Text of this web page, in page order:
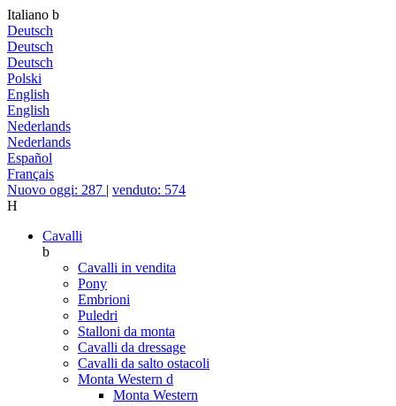
Italiano b
Deutsch
Deutsch
Deutsch
Polski
English
English
Nederlands
Nederlands
Español
Français
Nuovo oggi: 287 | venduto: 574
H
Cavalli
b
Cavalli in vendita
Pony
Embrioni
Puledri
Stalloni da monta
Cavalli da dressage
Cavalli da salto ostacoli
Monta Western d
Monta Western